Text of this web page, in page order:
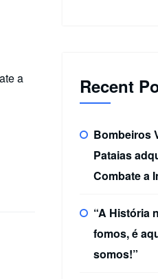
a
Recent
Bombeiros
Pataias
Combate a
“A História
fomos, é
somos!”